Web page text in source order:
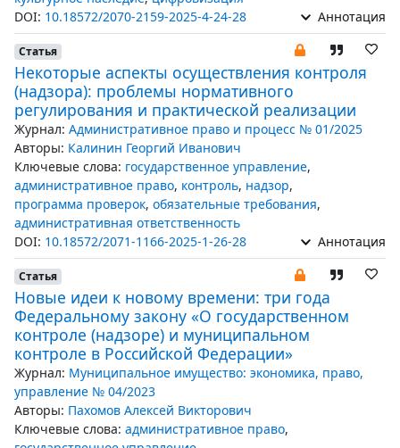
DOI: 10.18572/2070-2159-2025-4-24-28 Аннотация
Статья
Некоторые аспекты осуществления контроля
(надзора): проблемы нормативного
регулирования и практической реализации
Журнал: Административное право и процесс № 01/2025
Авторы: Калинин Георгий Иванович
Ключевые слова: государственное управление,
административное право, контроль, надзор,
программа проверок, обязательные требования,
административная ответственность
DOI: 10.18572/2071-1166-2025-1-26-28 Аннотация
Статья
Новые идеи к новому времени: три года
Федеральному закону «О государственном
контроле (надзоре) и муниципальном
контроле в Российской Федерации»
Журнал: Муниципальное имущество: экономика, право,
управление № 04/2023
Авторы: Пахомов Алексей Викторович
Ключевые слова: административное право,